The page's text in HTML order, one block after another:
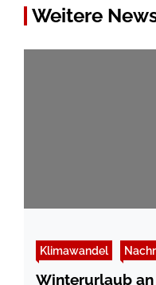
Weitere
Klimawandel
Winterurlaub